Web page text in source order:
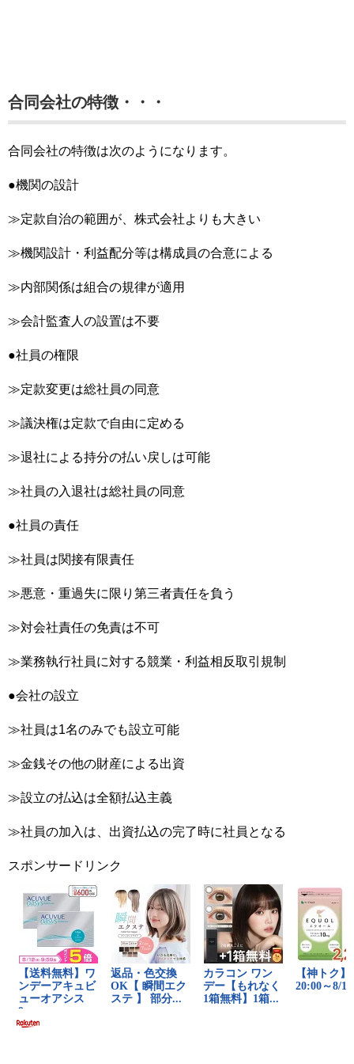
合同会社の特徴・・・
合同会社の特徴は次のようになります。
●機関の設計
≫定款自治の範囲が、株式会社よりも大きい
≫機関設計・利益配分等は構成員の合意による
≫内部関係は組合の規律が適用
≫会計監査人の設置は不要
●社員の権限
≫定款変更は総社員の同意
≫議決権は定款で自由に定める
≫退社による持分の払い戻しは可能
≫社員の入退社は総社員の同意
●社員の責任
≫社員は関接有限責任
≫悪意・重過失に限り第三者責任を負う
≫対会社責任の免責は不可
≫業務執行社員に対する競業・利益相反取引規制
●会社の設立
≫社員は1名のみでも設立可能
≫金銭その他の財産による出資
≫設立の払込は全額払込主義
≫社員の加入は、出資払込の完了時に社員となる
スポンサードリンク